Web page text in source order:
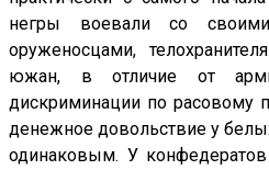
негры воевали со
оруженосцами,
южан, в отличие от
дискриминации по расовому
денежное довольствие у
одинаковым. У